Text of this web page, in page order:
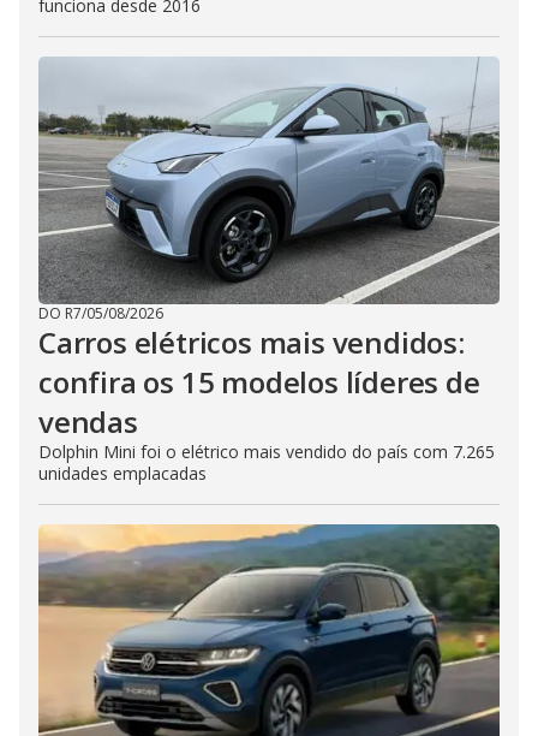
funciona desde 2016
DO R7/05/08/2026
Carros elétricos mais vendidos:
confira os 15 modelos líderes de
vendas
Dolphin Mini foi o elétrico mais vendido do país com 7.265
unidades emplacadas